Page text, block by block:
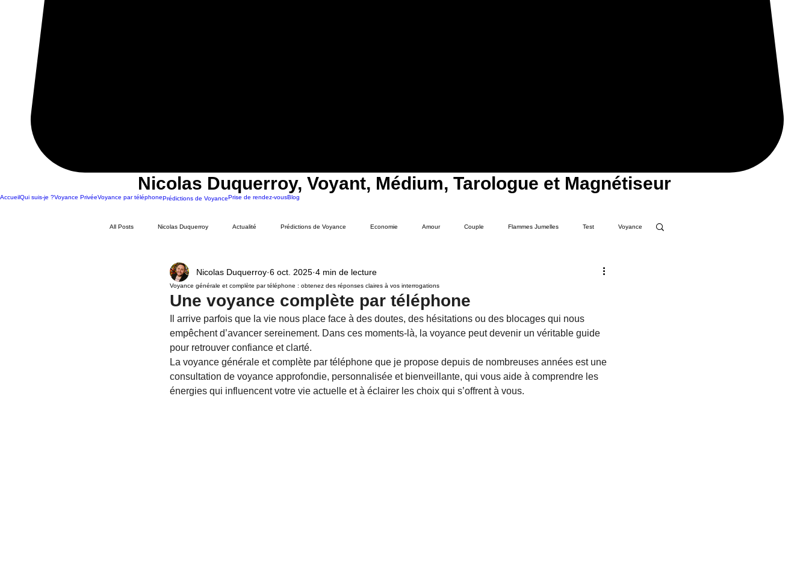
Nicolas Duquerroy, Voyant, Médium, Tarologue et Magnétiseur
AccueilQui suis-je ?Voyance PrivéeVoyance par téléphonePrédictions de VoyancePrise de rendez-vousBlog
All Posts Nicolas Duquerroy Actualité Prédictions de Voyance Economie Amour Couple Flammes Jumelles Test Voyance
Relation amoureuse Voyance Politique Voyance par téléphone
rituel rituel de protection protection universelle rituel de pleine Lune rituel de magie magie verte Vie Antérieure
Voyance générale et complète par téléphone : obtenez des réponses claires à vos interrogations
Nicolas Duquerroy 6 oct. 2025 4 min de lecture
Une voyance complète par téléphone
Il arrive parfois que la vie nous place face à des doutes, des hésitations ou des blocages qui nous
empêchent d’avancer sereinement. Dans ces moments-là, la voyance peut devenir un véritable guide
pour retrouver confiance et clarté.
La voyance générale et complète par téléphone que je propose depuis de nombreuses années est une
consultation de voyance approfondie, personnalisée et bienveillante, qui vous aide à comprendre les
énergies qui influencent votre vie actuelle et à éclairer les choix qui s’offrent à vous.